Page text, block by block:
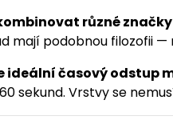
různé
mají podobnou filozofii
ideální časový odstup
sekund. Vrstvy se